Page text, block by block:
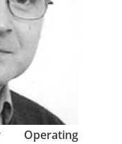
Operating